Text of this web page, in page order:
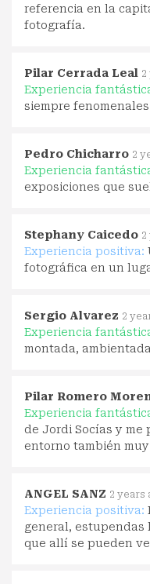
referencia en la
fotografía.
Pilar Cerrada Leal 2
Experiencia
siempre
Pedro Chicharro 2
Experiencia
exposiciones que
Stephany Caicedo 2
Experiencia positiva:
fotográfica en un
Sergio Alvarez 2
Experiencia
montada,
Pilar Romero
Experiencia
de Jordi Socías y me
entorno también
ANGEL SANZ 2 years
Experiencia positiva:
general, estupendas
que allí se pueden